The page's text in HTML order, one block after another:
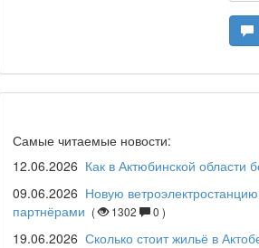
Дәрігер не айтады?
Maslihat LIVE
Самые читаемые новости:
12.06.2026 Как в Актюбинской области
09.06.2026 Новую
партнёрами ( 1302 0 )
19.06.2026 Сколько стоит жильё в